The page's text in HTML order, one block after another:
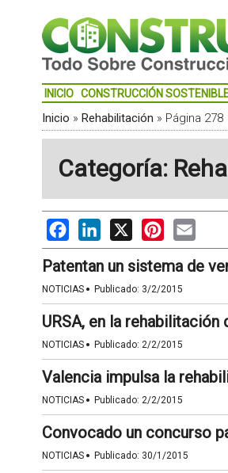
INICIO CONSTRUCCIÓN
Inicio » Rehabilitación » Página 278
Categoría:
FacebookLinkedIn
X PinterestEmail
Patentan un sistema de
NOTICIAS · Publicado: 3/2/2015
URSA, en la
NOTICIAS · Publicado: 2/2/2015
Valencia impulsa la
NOTICIAS · Publicado: 2/2/2015
Convocado un concurso
NOTICIAS · Publicado: 30/1/2015